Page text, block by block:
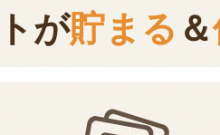
が貯まる ＆